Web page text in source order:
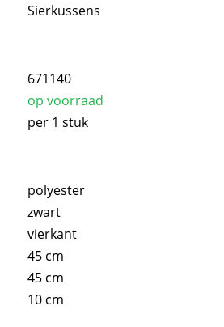
Sierkussens
671140
op voorraad
per 1 stuk
polyester
zwart
vierkant
45 cm
45 cm
10 cm